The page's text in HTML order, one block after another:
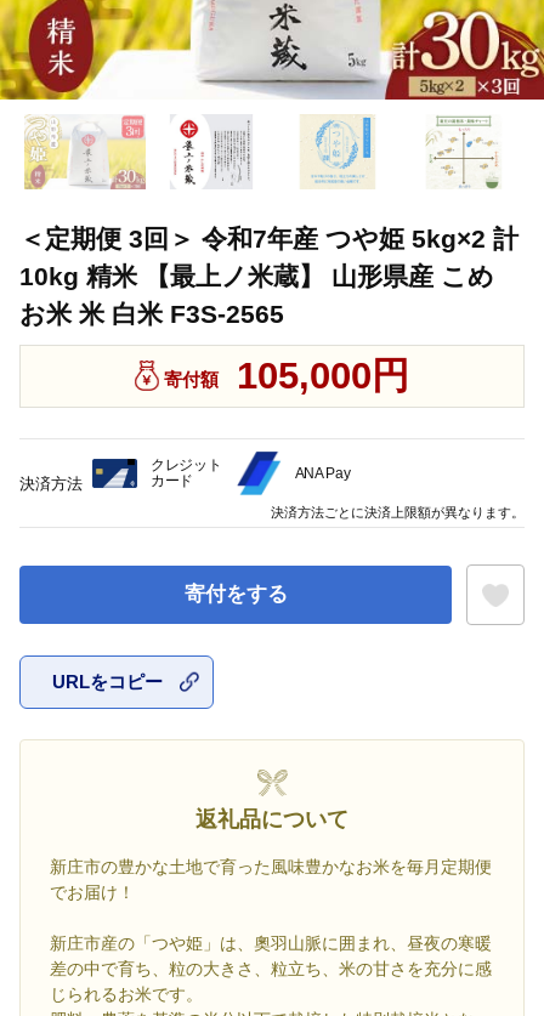
＜定期便 3回＞ 令和7年産 つや姫 5kg×2 計
10kg 精米 【最上ノ米蔵】 山形県産 こめ
お米 米 白米 F3S-2565
寄付額 105,000円
寄付をする
URLをコピー
返礼品について
新庄市の豊かな土地で育った風味豊かなお米を毎月定期便
でお届け！
新庄市産の「つや姫」は、奧羽山脈に囲まれ、昼夜の寒暖
差の中で育ち、粒の大きさ、粒立ち、米の甘さを充分に感
じられるお米です。
決済方法
クレジット
カード
ANA Pay
決済方法ごとに決済上限額が異なります。